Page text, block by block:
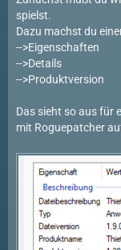
spielst.
Dazu machst du
-->Eigenschaften
-->Details
-->Produktversion
Das sieht so aus für
mit Roguepatcher